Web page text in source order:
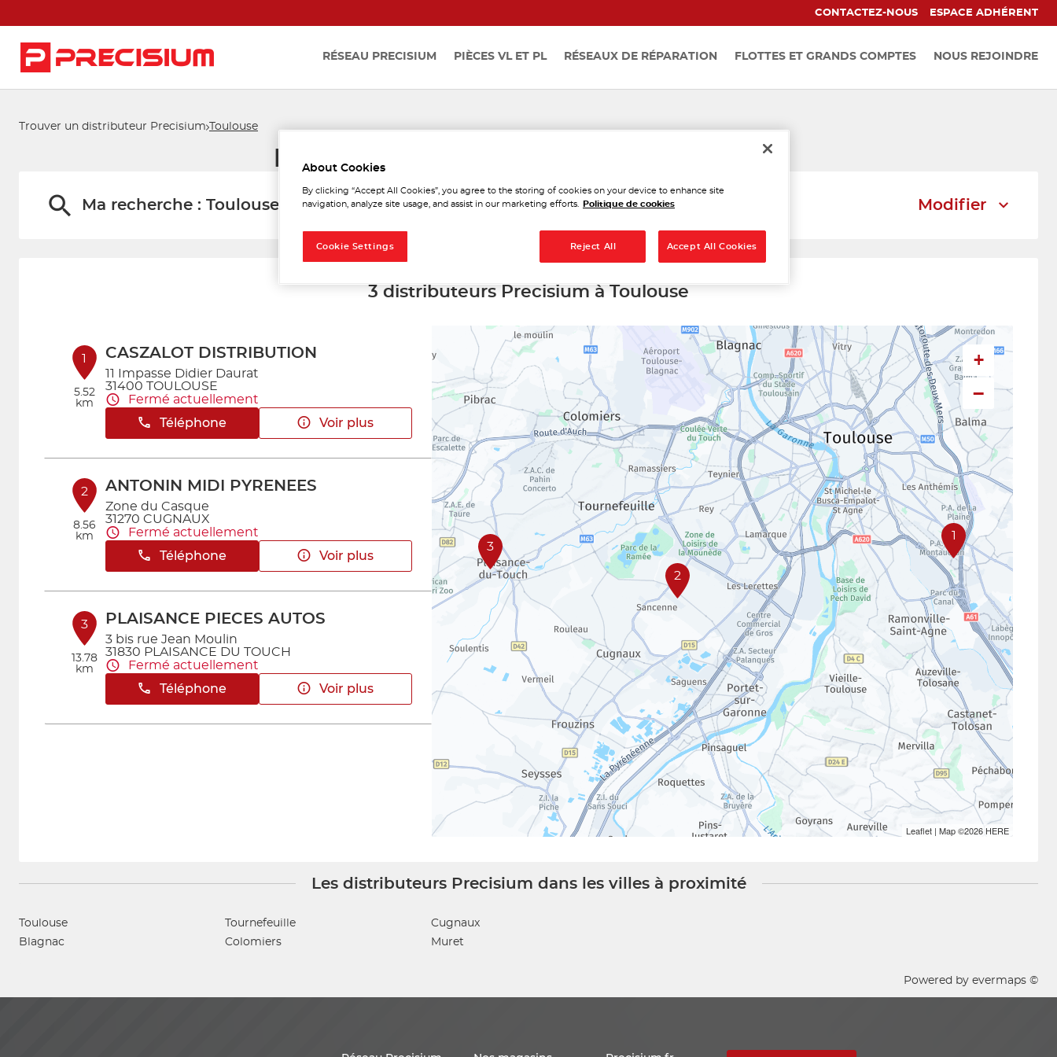
CONTACTEZ-NOUS ESPACE ADHÉRENT
RÉSEAU PRECISIUM PIÈCES VL ET PL RÉSEAUX DE RÉPARATION FLOTTES ET GRANDS COMPTES NOUS REJOINDRE
Trouver un distributeur Precisium Toulouse
Les distributeurs Precisium à Toulouse
Ma recherche : Toulouse Modifier
3 distributeurs Precisium à Toulouse
1
5.52
km
CASZALOT DISTRIBUTION
11 Impasse Didier Daurat
31400 TOULOUSE
Fermé actuellement
Téléphone
Voir plus
2
8.56
km
ANTONIN MIDI PYRENEES
Zone du Casque
31270 CUGNAUX
Fermé actuellement
Téléphone
Voir plus
3
13.78
km
PLAISANCE PIECES AUTOS
3 bis rue Jean Moulin
31830 PLAISANCE DU TOUCH
Fermé actuellement
Téléphone
Voir plus
1
3
2
+
−
Leaflet| Map ©2026 HERE
Les distributeurs Precisium dans les villes à proximité
Toulouse
Blagnac
Tournefeuille
Colomiers
Cugnaux
Muret
Powered by evermaps ©
About Cookies
By clicking “Accept All Cookies”, you agree to the storing of cookies on your device to enhance site
navigation, analyze site usage, and assist in our marketing efforts.
Politique de cookies
Reject All Accept All Cookies
Cookie Settings